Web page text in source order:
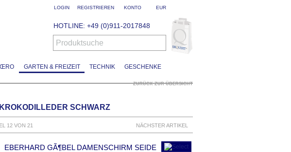
EUR
KONTO
LOGIN REGISTRIEREN
GARTEN & FREIZEIT TECHNIK
GESCHENKE
HOTLINE: +49 (0)911-2017848
Produktsuche
ZURÜCK ZUR ÜBERSICHT
SCHWARZ
12 VON 21 NÄCHSTER ARTIKEL
EBERHARD GÃ¶BEL DAMENSCHIRM SEIDE